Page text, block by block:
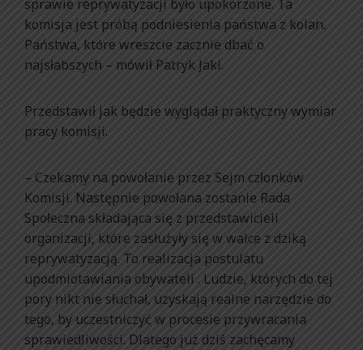
sprawie reprywatyzacji było upokorzone. Ta
komisja jest próbą podniesienia państwa z kolan.
Państwa, które wreszcie zacznie dbać o
najsłabszych – mówił Patryk Jaki.
Przedstawił jak będzie wyglądał praktyczny wymiar
pracy komisji.
– Czekamy na powołanie przez Sejm członków
Komisji. Następnie powołana zostanie Rada
Społeczna składająca się z przedstawicieli
organizacji, które zasłużyły się w walce z dziką
reprywatyzacją. To realizacja postulatu
upodmiotawiania obywateli . Ludzie, których do tej
pory nikt nie słuchał, uzyskają realne narzędzie do
tego, by uczestniczyć w procesie przywracania
sprawiedliwości. Dlatego już dziś zachęcamy